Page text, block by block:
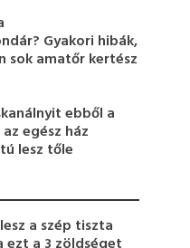
Gyakori hibák,
sok amatőr kertész
ebből a
egész ház
lesz tőle
a szép tiszta